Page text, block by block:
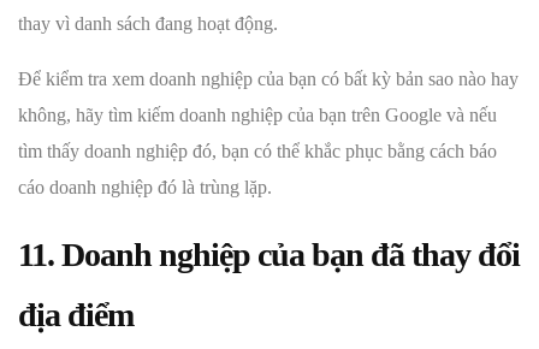
thay vì danh sách đang hoạt động.
Để kiểm tra xem doanh nghiệp của bạn có bất kỳ bản sao nào hay
không, hãy tìm kiếm doanh nghiệp của bạn trên Google và nếu
tìm thấy doanh nghiệp đó, bạn có thể khắc phục bằng cách báo
cáo doanh nghiệp đó là trùng lặp.
11. Doanh nghiệp của bạn đã thay đổi
địa điểm